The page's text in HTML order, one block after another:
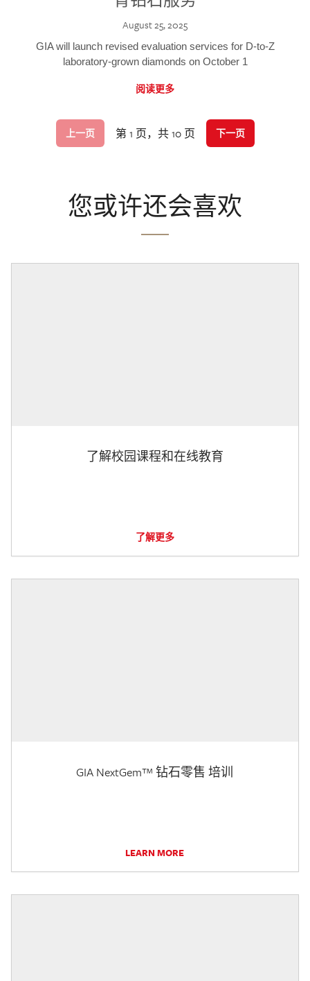
August 25, 2025
GIA will launch revised evaluation services for D-to-Z
laboratory-grown diamonds on October 1
阅读更多
上一页 第 1 页，共 10 页 下一页
您或许还会喜欢
了解校园课程和在线教育
了解更多
GIA NextGem™ 钻石零售 培训
LEARN MORE